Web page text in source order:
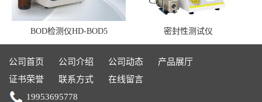
BOD检测仪HD-BOD5 密封性测试仪
公司首页 公司介绍 公司动态
产品展厅
证书荣誉
联系方式
在线留言
19953695778